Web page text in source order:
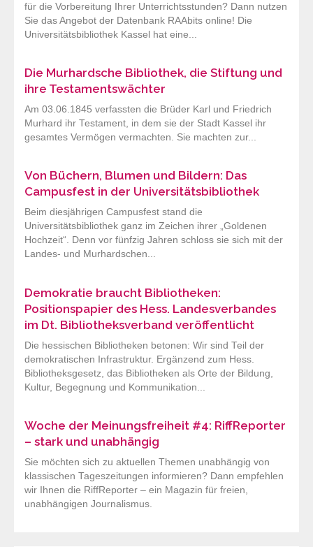
für die Vorbereitung Ihrer Unterrichtsstunden? Dann nutzen
Sie das Angebot der Datenbank RAAbits online! Die
Universitätsbibliothek Kassel hat eine...
Die Murhardsche Bibliothek, die Stiftung und
ihre Testamentswächter
Am 03.06.1845 verfassten die Brüder Karl und Friedrich
Murhard ihr Testament, in dem sie der Stadt Kassel ihr
gesamtes Vermögen vermachten. Sie machten zur...
Von Büchern, Blumen und Bildern: Das
Campusfest in der Universitätsbibliothek
Beim diesjährigen Campusfest stand die
Universitätsbibliothek ganz im Zeichen ihrer „Goldenen
Hochzeit“. Denn vor fünfzig Jahren schloss sie sich mit der
Landes- und Murhardschen...
Demokratie braucht Bibliotheken:
Positionspapier des Hess. Landesverbandes
im Dt. Bibliotheksverband veröffentlicht
Die hessischen Bibliotheken betonen: Wir sind Teil der
demokratischen Infrastruktur. Ergänzend zum Hess.
Bibliotheksgesetz, das Bibliotheken als Orte der Bildung,
Kultur, Begegnung und Kommunikation...
Woche der Meinungsfreiheit #4: RiffReporter
– stark und unabhängig
Sie möchten sich zu aktuellen Themen unabhängig von
klassischen Tageszeitungen informieren? Dann empfehlen
wir Ihnen die RiffReporter – ein Magazin für freien,
unabhängigen Journalismus.